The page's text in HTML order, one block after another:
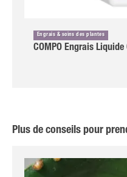
Engrais & soins des plantes
COMPO Engrais Liquide
Plus de conseils pour